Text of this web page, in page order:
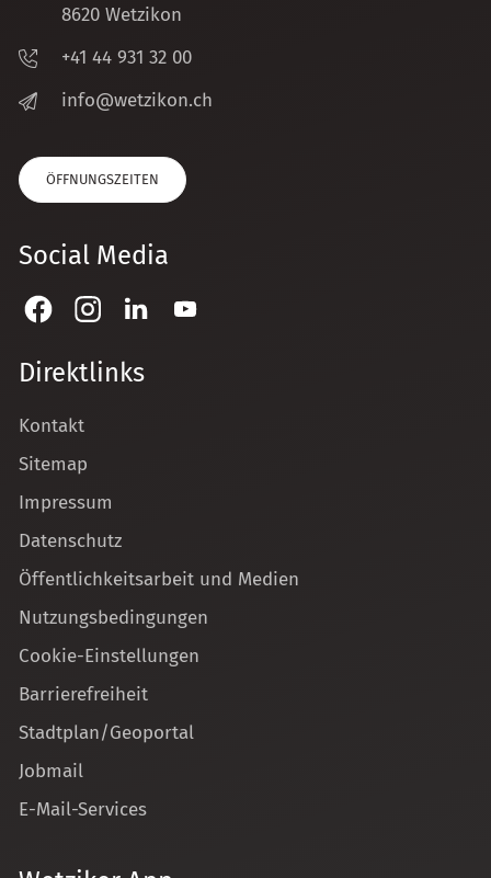
8620 Wetzikon
+41 44 931 32 00
nf
w tz k n ch
ÖFFNUNGSZEITEN
Social Media
Direktlinks
Kontakt
Sitemap
Impressum
Datenschutz
Öffentlichkeitsarbeit und Medien
Nutzungsbedingungen
Cookie-Einstellungen
Barrierefreiheit
Stadtplan/Geoportal
Jobmail
E-Mail-Services